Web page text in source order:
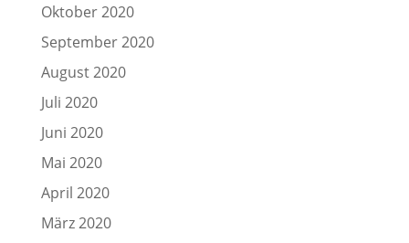
Oktober 2020
September 2020
August 2020
Juli 2020
Juni 2020
Mai 2020
April 2020
März 2020